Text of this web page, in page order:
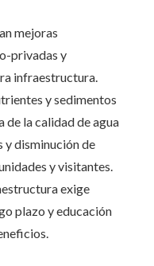
mejoras
privadas y
infraestructura.
y sedimentos
de la calidad de agua
y disminución de
y visitantes.
exige
plazo y educación